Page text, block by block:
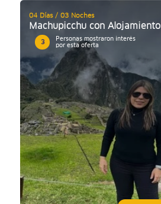
04 Días / 03 Noches
Machupicchu con Alojamiento
3
Personas mostraron interés
por esta oferta